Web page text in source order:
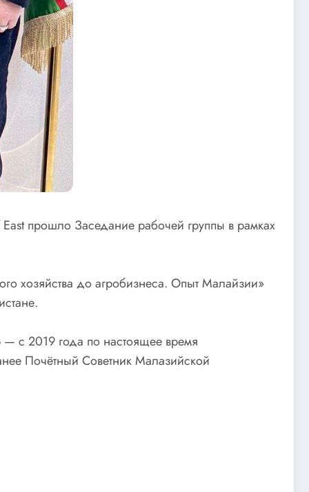
прошло Заседание рабочей группы в рамках
хозяйства до агробизнеса. Опыт Малайзии»
с 2019 года по настоящее время
Почётный Советник Малазийской